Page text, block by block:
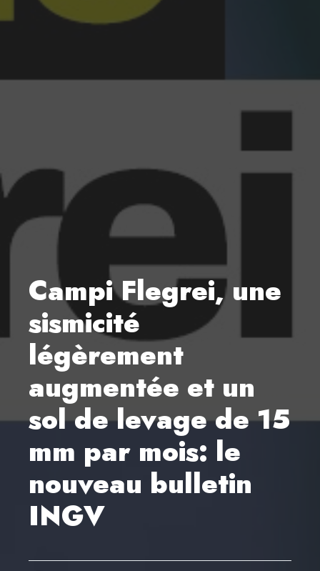
Campi Flegrei, une
sismicité
légèrement
augmentée et un
sol de levage de 15
mm par mois: le
nouveau bulletin
INGV